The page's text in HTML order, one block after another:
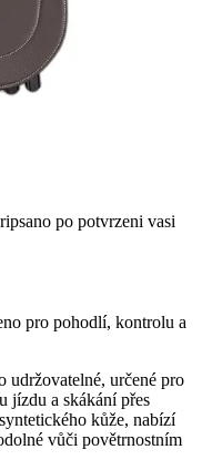
po potvrzeni vasi
pro pohodlí, kontrolu a
udržovatelné, určené pro
jízdu a skákání přes
kůže, nabízí
vůči povětrnostním